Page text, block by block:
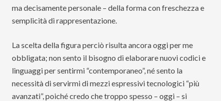
ma decisamente personale – della forma con freschezza e
semplicità di rappresentazione.
La scelta della figura perciò risulta ancora oggi per me
obbligata; non sento il bisogno di elaborare nuovi codici e
linguaggi per sentirmi “contemporaneo”, né sento la
necessità di servirmi di mezzi espressivi tecnologici “più
avanzati”, poiché credo che troppo spesso – oggi – si